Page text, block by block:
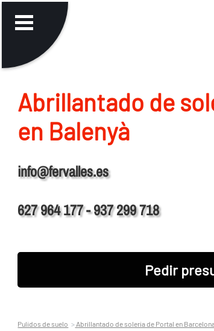
Abrillantado de
en Balenyà
info@fervalles.es
627 964 177 - 937 299 718
Pedir
Pulidos de suelo Abrillantado de soleria de Portal en